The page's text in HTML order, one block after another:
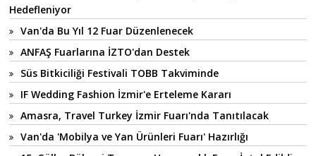
Hedefleniyor
Van'da Bu Yıl 12 Fuar Düzenlenecek
ANFAŞ Fuarlarına İZTO'dan Destek
Süs Bitkiciliği Festivali TOBB Takviminde
IF Wedding Fashion İzmir'e Erteleme Kararı
Amasra, Travel Turkey İzmir Fuarı'nda Tanıtılacak
Van'da 'Mobilya ve Yan Ürünleri Fuarı' Hazırlığı